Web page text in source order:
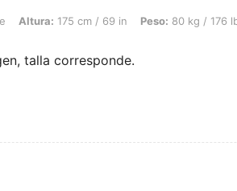
175 cm / 69 in, Peso: 80 kg / 176 lbs, Color: Gris
Altura: 175 cm / 69 in Peso: 80 kg / 176
talla corresponde.